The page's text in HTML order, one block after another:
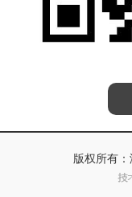
版权所有：